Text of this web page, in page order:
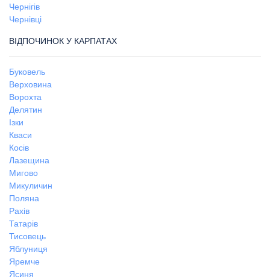
Чернігів
Чернівці
ВІДПОЧИНОК У КАРПАТАХ
Буковель
Верховина
Ворохта
Делятин
Ізки
Кваси
Косів
Лазещина
Мигово
Микуличин
Поляна
Рахів
Татарів
Тисовець
Яблуниця
Яремче
Ясиня